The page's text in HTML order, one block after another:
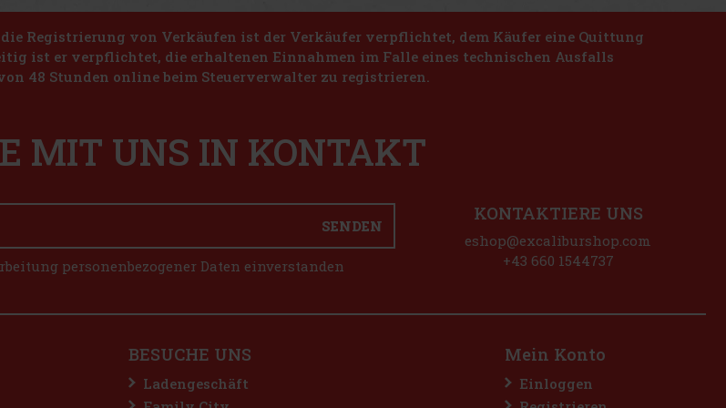
die Registrierung von Verkäufen ist der Verkäufer verpflichtet, dem Käufer eine Quittung
ist er verpflichtet, die erhaltenen Einnahmen im Falle eines technischen Ausfalls
48 Stunden online beim Steuerverwalter zu registrieren.
MIT UNS IN KONTAKT
SENDEN
personenbezogener Daten einverstanden
KONTAKTIERE UNS
eshop@excaliburshop.com
+43 660 1544737
BESUCHE UNS
Ladengeschäft
Mein Konto
Einloggen